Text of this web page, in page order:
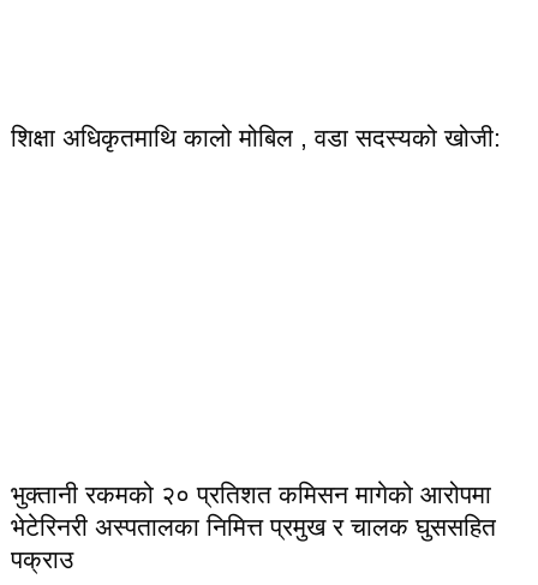
शिक्षा अधिकृतमाथि कालो मोबिल , वडा सदस्यको खोजी:
भुक्तानी रकमको २० प्रतिशत कमिसन मागेको आरोपमा
भेटेरिनरी अस्पतालका निमित्त प्रमुख र चालक घुससहित
पक्राउ